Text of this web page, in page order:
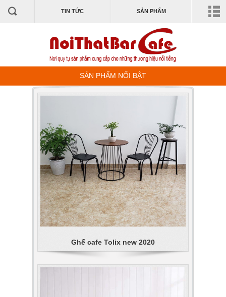
TIN TỨC SẢN PHẨM
SẢN PHẨM NỔI BẬT
Ghế cafe Tolix new 2020